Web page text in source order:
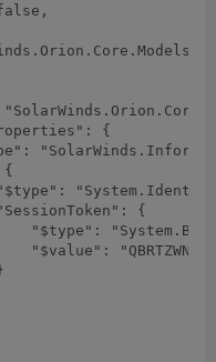
{
{
"$type":
"$value":